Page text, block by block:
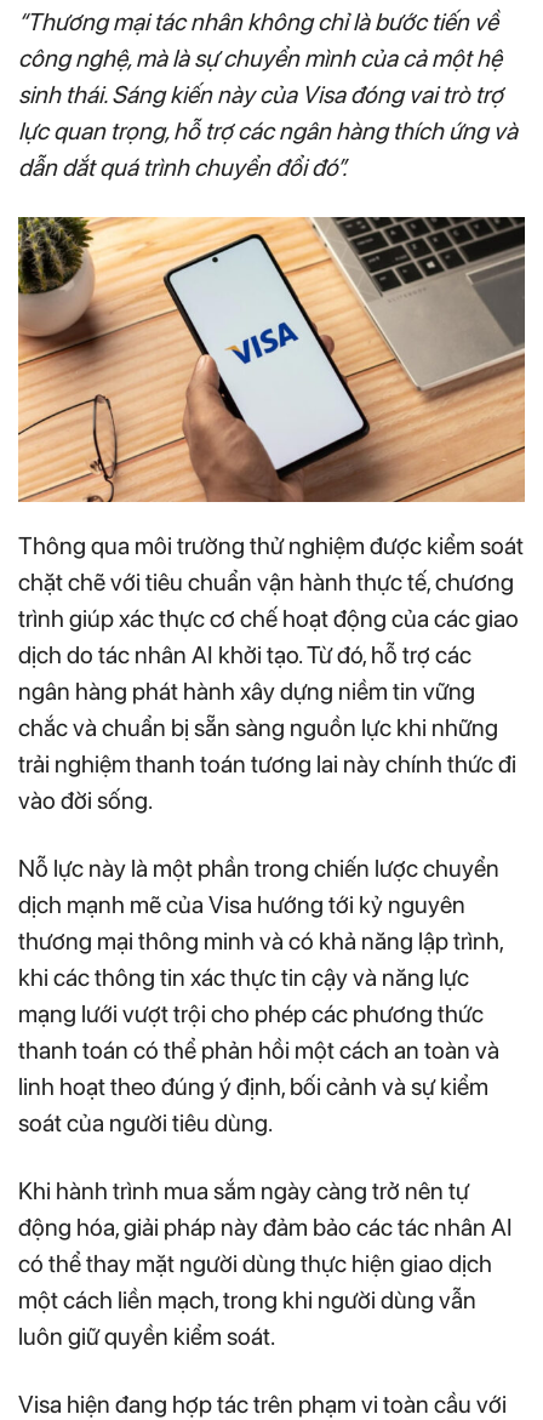
“Thương mại tác nhân không chỉ là bước tiến về
công nghệ, mà là sự chuyển mình của cả một hệ
sinh thái. Sáng kiến này của Visa đóng vai trò trợ
lực quan trọng, hỗ trợ các ngân hàng thích ứng và
dẫn dắt quá trình chuyển đổi đó”.
Thông qua môi trường thử nghiệm được kiểm soát
chặt chẽ với tiêu chuẩn vận hành thực tế, chương
trình giúp xác thực cơ chế hoạt động của các giao
dịch do tác nhân AI khởi tạo. Từ đó, hỗ trợ các
ngân hàng phát hành xây dựng niềm tin vững
chắc và chuẩn bị sẵn sàng nguồn lực khi những
trải nghiệm thanh toán tương lai này chính thức đi
vào đời sống.
Nỗ lực này là một phần trong chiến lược chuyển
dịch mạnh mẽ của Visa hướng tới kỷ nguyên
thương mại thông minh và có khả năng lập trình,
khi các thông tin xác thực tin cậy và năng lực
mạng lưới vượt trội cho phép các phương thức
thanh toán có thể phản hồi một cách an toàn và
linh hoạt theo đúng ý định, bối cảnh và sự kiểm
soát của người tiêu dùng.
Khi hành trình mua sắm ngày càng trở nên tự
động hóa, giải pháp này đảm bảo các tác nhân AI
có thể thay mặt người dùng thực hiện giao dịch
một cách liền mạch, trong khi người dùng vẫn
luôn giữ quyền kiểm soát.
Visa hiện đang hợp tác trên phạm vi toàn cầu với